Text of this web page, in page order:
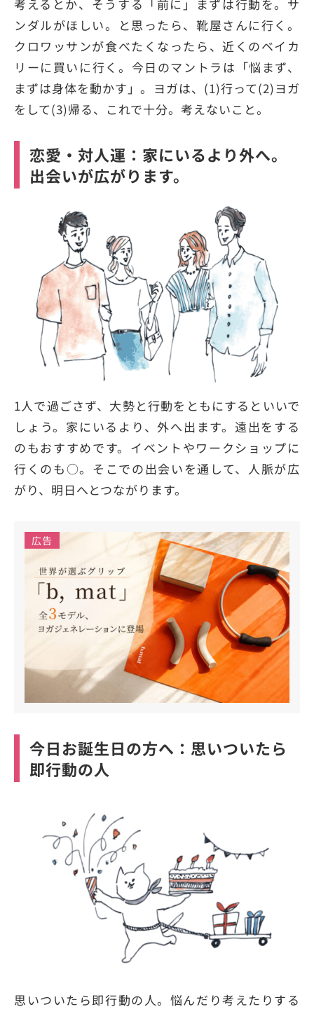
考えるとか、そうする「前に」まずは行動を。サ
ンダルがほしい。と思ったら、靴屋さんに行く。
クロワッサンが食べたくなったら、近くのベイカ
リーに買いに行く。今日のマントラは「悩まず、
まずは身体を動かす」。ヨガは、(1)行って(2)ヨガ
をして(3)帰る、これで十分。考えないこと。
恋愛・対人運：家にいるより外へ。
出会いが広がります。
1人で過ごさず、大勢と行動をともにするといいで
しょう。家にいるより、外へ出ます。遠出をする
のもおすすめです。イベントやワークショップに
行くのも○。そこでの出会いを通して、人脈が広
がり、明日へとつながります。
広告
今日お誕生日の方へ：思いついたら
即行動の人
思いついたら即行動の人。悩んだり考えたりする